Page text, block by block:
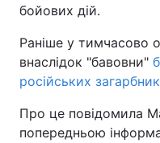
бойових дій.
Раніше у тимчасово
внаслідок "бавовни"
російських
Про це повідомила
попередньою